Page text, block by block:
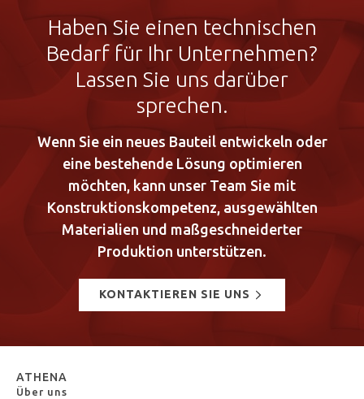
Haben Sie einen technischen
Bedarf für Ihr Unternehmen?
Lassen Sie uns darüber
sprechen.
Wenn Sie ein neues Bauteil entwickeln oder
eine bestehende Lösung optimieren
möchten, kann unser Team Sie mit
Konstruktionskompetenz, ausgewählten
Materialien und maßgeschneiderter
Produktion unterstützen.
KONTAKTIEREN SIE UNS
ATHENA
Über uns